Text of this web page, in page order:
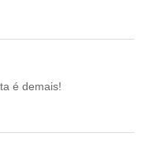
é demais!